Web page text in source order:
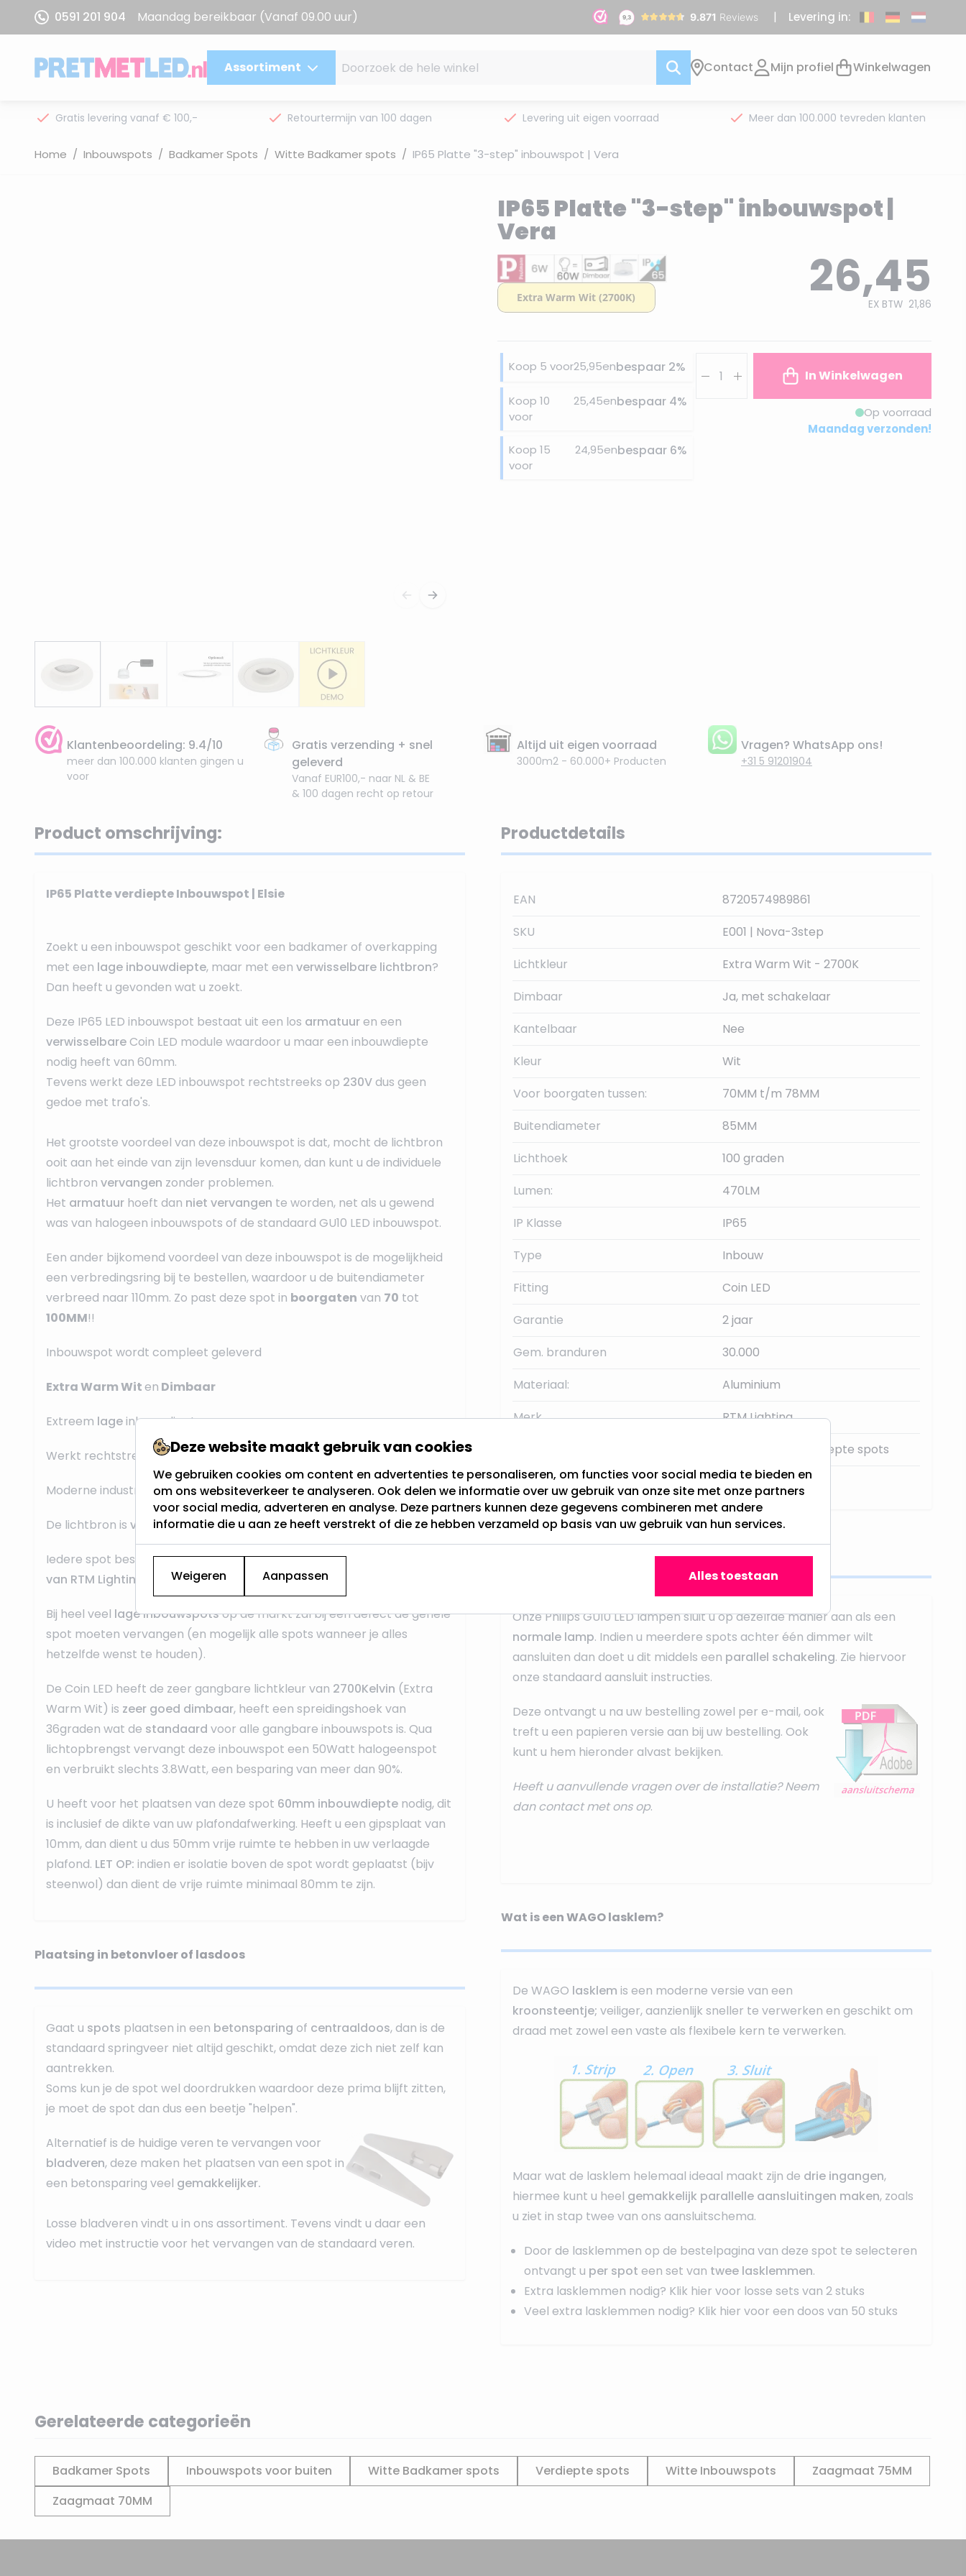
Ga naar de inhoud
0591 201 904 Maandag bereikbaar (Vanaf 09.00 uur) Levering in:
Assortiment Contact Mijn profiel Winkelwagen
Gratis levering vanaf € 100,- Retourtermijn van 100 dagen Levering uit eigen voorraad Meer dan 100.000 tevreden klanten
Home / Inbouwspots / Badkamer Spots / Witte Badkamer spots / IP65 Platte "3-step" inbouwspot | Vera
IP65 Platte "3-step" inbouwspot |
Vera
26,45
EX BTW 21,86
Koop 5 voor25,95enbespaar 2%
Koop 10
voor
25,45enbespaar4%
Koop 15
voor
24,95enbespaar6%
In Winkelwagen
Op voorraad
Maandag verzonden!
Klantenbeoordeling: 9.4/10
meer dan 100.000 klanten gingen u
voor
Gratis verzending + snel
geleverd
Vanaf EUR100,- naar NL & BE
& 100 dagen recht op retour
Altijd uit eigen voorraad
3000m2 - 60.000+ Producten
Vragen? WhatsApp ons!
+31 5 91201904
Product omschrijving:
IP65 Platte verdiepte Inbouwspot | Elsie
Zoekt u een inbouwspot geschikt voor een badkamer of overkapping
met een lage inbouwdiepte, maar met een verwisselbare lichtbron?
Dan heeft u gevonden wat u zoekt.
Deze IP65 LED inbouwspot bestaat uit een los armatuuren een
verwisselbareCoin LED module waardoor u maar een inbouwdiepte
nodig heeft van 60mm.
Tevens werkt deze LED inbouwspot rechtstreeks op 230Vdus geen
gedoe met trafo's.
Het grootste voordeel van deze inbouwspot is dat, mocht de lichtbron
ooit aan het einde van zijn levensduur komen, dan kunt u de individuele
lichtbron vervangen zonder problemen.
Het armatuur hoeft dan niet vervangen te worden, net als u gewend
was van halogeen inbouwspots of de standaard GU10 LED inbouwspot.
Een ander bijkomend voordeel van deze inbouwspot is de mogelijkheid
een verbredingsring bij te bestellen, waardoor u de buitendiameter
verbreed naar 110mm. Zo past deze spot in boorgaten van 70 tot
100MM!!
Inbouwspot wordt compleet geleverd
Extra Warm Witen Dimbaar
Extreem lageinbouwdiepte
Werkt rechtstreeks op230Volt
Moderne industriële look
De lichtbron is vervangbaar
Iedere spot bestaat uit twee artikelen, te weten; een
van RTM Lighting
en eenIP65 armatuur van Integral
Bij heel veel lage inbouwspotsop de markt zal bij een defect de gehele
spot moeten vervangen (en mogelijk alle spots wanneer je alles
hetzelfde wenst te houden).
De Coin LED heeft de zeer gangbare lichtkleur van 2700Kelvin (Extra
Warm Wit) is zeer goed dimbaar, heeft een spreidingshoek van
36graden wat de standaard voor alle gangbare inbouwspots is. Qua
lichtopbrengst vervangt deze inbouwspot een 50Watt halogeenspot
en verbruikt slechts 3.8Watt, een besparing van meer dan 90%.
U heeft voor het plaatsen van deze spot 60mm inbouwdiepte nodig, dit
is inclusief de dikte van uw plafondafwerking. Heeft u een gipsplaat van
10mm, dan dient u dus 50mm vrije ruimte te hebben in uw verlaagde
plafond. LET OP: indien er isolatie boven de spot wordt geplaatst (bijv
steenwol) dan dient de vrije ruimte minimaal 80mm te zijn.
Plaatsing in betonvloer of lasdoos
Gaat u spots plaatsen in een betonsparing of centraaldoos, dan is de
standaard springveer niet altijd geschikt, omdat deze zich niet zelf kan
aantrekken.
Soms kun je de spot wel doordrukken waardoor deze prima blijft zitten,
je moet de spot dan dus een beetje "helpen".
Alternatief is de huidige veren te vervangen voor
bladveren, deze maken het plaatsen van een spot in
een betonsparing veel gemakkelijker.
Losse bladveren vindt u in ons assortiment. Tevens vindt u daar een
video met instructie voor het vervangen van de standaard veren.
Productdetails
EAN
8720574989861
SKU
E001 | Nova-3step
Lichtkleur
Extra Warm Wit - 2700K
Dimbaar
Ja, met schakelaar
Kantelbaar
Nee
Kleur
Wit
Voor boorgaten tussen:
70MM t/m 78MM
Buitendiameter
85MM
Lichthoek
100 graden
Lumen:
470LM
IP Klasse
IP65
Type
Inbouw
Fitting
Coin LED
Garantie
2 jaar
Gem. branduren
30.000
Materiaal:
Aluminium
Merk
RTM Lighting
Ronde spots, Verdiepte spots
Sensor
Nee
Aansluiten inbouwspots
Onze Philips GU10 LED lampen sluit u op dezelfde manier aan als een
normale lamp. Indien u meerdere spots achter één dimmer wilt
aansluiten dan doet u dit middels een parallel schakeling. Zie hiervoor
onze standaard aansluit instructies.
Deze ontvangt u na uw bestelling zowel per e-mail, ook
treft u een papieren versie aan bij uw bestelling. Ook
kunt u hem hieronder alvast bekijken.
Heeft u aanvullende vragen over de installatie? Neem
dancontactmet ons op.
Wat is een WAGO lasklem?
De WAGO lasklem is een moderne versie van een
kroonsteentje; veiliger, aanzienlijk sneller te verwerken en geschikt om
draad met zowel een vaste als flexibele kern te verwerken.
Maar wat de lasklem helemaal ideaal maakt zijn de drie ingangen,
hiermee kunt u heel gemakkelijk parallelle aansluitingen maken, zoals
u ziet in stap twee van ons aansluitschema.
Door de lasklemmen op de bestelpagina van deze spot te selecteren
ontvangt u per spot een set van twee lasklemmen.
Extra lasklemmen nodig? Klik hier voor losse sets van 2 stuks
Veel extra lasklemmen nodig? Klik hier voor een doos van 50 stuks
Gerelateerde categorieën
Badkamer Spots Inbouwspots voor buiten Witte Badkamer spots Verdiepte spots Witte Inbouwspots
Zaagmaat 75MM
Zaagmaat 70MM
Deze website maakt gebruik van cookies
We gebruiken cookies om content en advertenties te personaliseren, om functies voor social media te bieden en
om ons websiteverkeer te analyseren. Ook delen we informatie over uw gebruik van onze site met onze partners
voor social media, adverteren en analyse. Deze partners kunnen deze gegevens combineren met andere
informatie die u aan ze heeft verstrekt of die ze hebben verzameld op basis van uw gebruik van hun services.
Weigeren Aanpassen Alles toestaan